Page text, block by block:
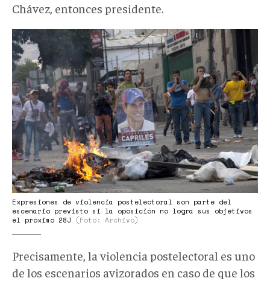
Chávez, entonces presidente.
antifascismo
002.jpg
Expresiones de violencia postelectoral son parte del
escenario previsto si la oposición no logra sus objetivos
el próximo 28J (Foto: Archivo)
Precisamente, la violencia postelectoral es uno
de los escenarios avizorados en caso de que los